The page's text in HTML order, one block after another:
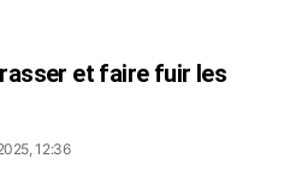
et faire fuir les
12:36